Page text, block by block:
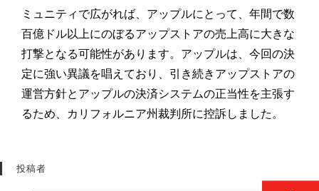
ミュニティで広がれば、アップルにとって、年間で数
百億ドル以上にのぼるアップストアの売上高に大きな
打撃となる可能性があります。アップルは、今回の決
定に強い異議を唱えており、引き続きアップストアの
運営方針とアップルの決済システムの正当性を主張す
るため、カリフォルニア州裁判所に控訴しました。
投稿者